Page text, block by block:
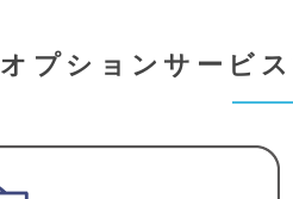
オプションサービ